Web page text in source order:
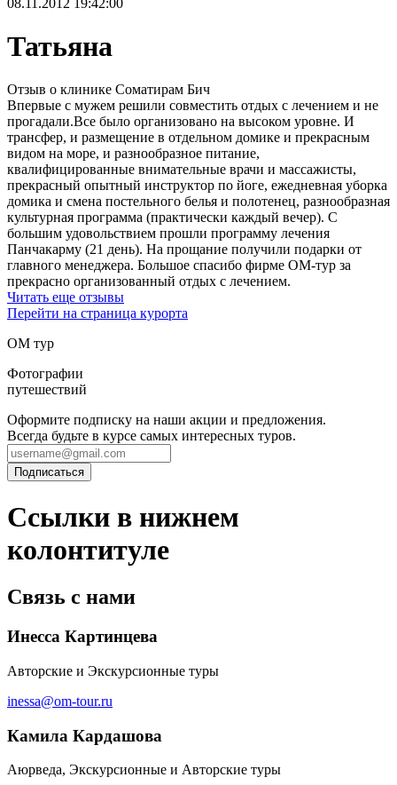
Татьяна
Отзыв о клинике Соматирам Бич
Впервые с мужем решили совместить отдых с лечением и не
прогадали.Все было организовано на высоком уровне. И
трансфер, и размещение в отдельном домике и прекрасным
видом на море, и разнообразное питание,
квалифицированные внимательные врачи и массажисты,
прекрасный опытный инструктор по йоге, ежедневная уборка
домика и смена постельного белья и полотенец, разнообразная
культурная программа (практически каждый вечер). С
большим удовольствием прошли программу лечения
Панчакарму (21 день). На прощание получили подарки от
главного менеджера. Большое спасибо фирме ОМ-тур за
прекрасно организованный отдых с лечением.
Читать еще отзывы
Перейти на страница курорта
ОМ тур
Фотографии
путешествий
Оформите подписку на наши акции и предложения.
Всегда будьте в курсе самых интересных туров.
Ссылки в нижнем
колонтитуле
Связь с нами
Инесса Картинцева
Авторские и Экскурсионные туры
inessa@om-tour.ru
Камила Кардашова
Аюрведа, Экскурсионные и Авторские туры